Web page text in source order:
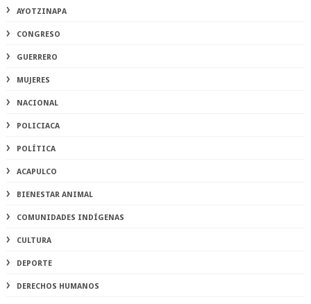
AYOTZINAPA
CONGRESO
GUERRERO
MUJERES
NACIONAL
POLICIACA
POLÍTICA
ACAPULCO
BIENESTAR ANIMAL
COMUNIDADES INDÍGENAS
CULTURA
DEPORTE
DERECHOS HUMANOS